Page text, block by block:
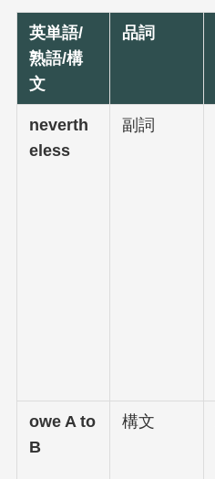
英単語/
熟語/構
文
品詞
neverth
eless
副詞
owe A to
B
構文